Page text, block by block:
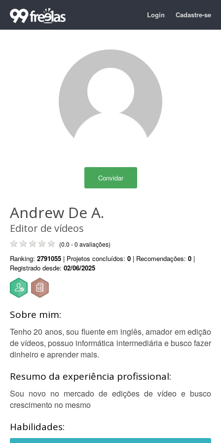
Login Cadastre-se
Convidar
Andrew De A.
Editor de vídeos
(0.0 - 0 avaliações)
Ranking: 2791055 | Projetos concluídos: 0 | Recomendações: 0 |
Registrado desde: 02/06/2025
Sobre mim:
Tenho 20 anos, sou fluente em inglês, amador em edição
de vídeos, possuo informática intermediária e busco fazer
dinheiro e aprender mais.
Resumo da experiência profissional:
Sou novo no mercado de edições de vídeo e busco
crescimento no mesmo
Habilidades: